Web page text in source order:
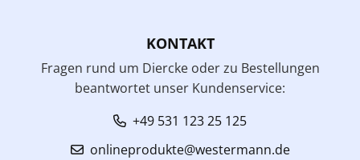
KONTAKT
Fragen rund um Diercke oder zu Bestellungen
beantwortet unser Kundenservice:
+49 531 123 25 125
onlineprodukte@westermann.de